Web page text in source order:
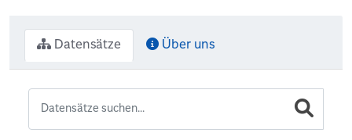
Datensätze Über uns